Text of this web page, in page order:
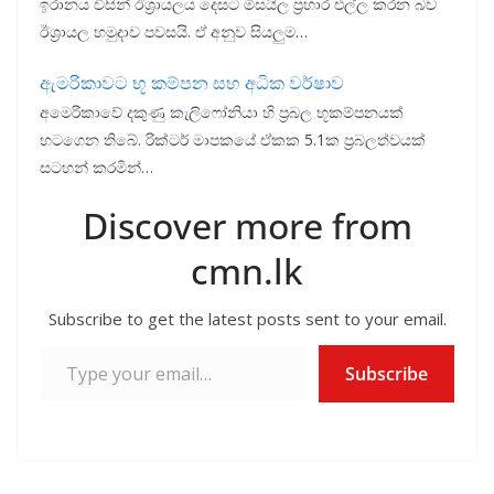
ඉරානය විසින් ඊශ්‍රායලය දෙසට මිසයිල ප්‍රහාර එල්ල කරන බව
ඊශ්‍රායල හමුදාව පවසයි. ඒ අනුව සියලුම…
ඇමරිකාවට භූ කම්පන සහ අධික වර්ෂාව
අමෙරිකාවේ දකුණු කැලිෆෝනියා හි ප්‍රබල භූකම්පනයක්
හටගෙන තිබේ. රික්ටර් මාපකයේ ඒකක 5.1ක ප්‍රබලත්වයක්
සටහන් කරමින්…
Discover more from
cmn.lk
Subscribe to get the latest posts sent to your email.
Subscribe